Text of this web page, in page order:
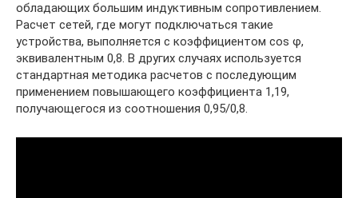
обладающих большим индуктивным сопротивлением.
Расчет сетей, где могут подключаться такие
устройства, выполняется с коэффициентом cos φ,
эквивалентным 0,8. В других случаях используется
стандартная методика расчетов с последующим
применением повышающего коэффициента 1,19,
получающегося из соотношения 0,95/0,8.